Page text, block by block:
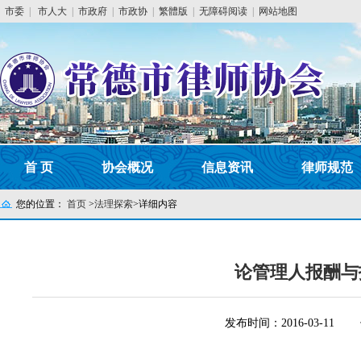
市委 市人大 市政府 市政协 繁體版 无障碍阅读 网站地图
首 页 协会概况 信息资讯 律师规范
您的位置： 首页 >法理探索>详细内容
论管理人报酬
发布时间：2016-03-11